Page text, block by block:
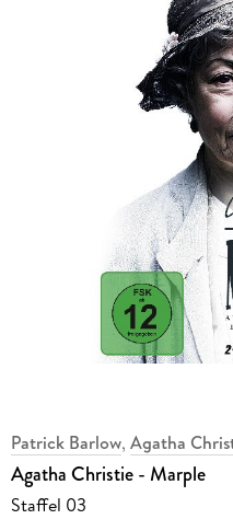
Patrick Barlow, Agatha
Agatha Christie - Marple
Staffel 03